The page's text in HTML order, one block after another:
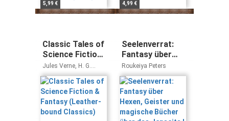
5,99 € 4,99 €
Classic Tales of
Science Fiction
& Fantasy
(Leather-bound
Classics)
Jules Verne, H. G.
Wells, Edgar Rice
Burroughs, Jack
London, Sir Arthur
Conan Doyle
Seelenverrat:
Fantasy über
Hexen, Geister
und magische
Bücher über das
Jenseits I mit
Farbschnitt-
Garantie
Roukeiya Peters